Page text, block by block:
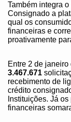
Também integra
Consignado a
qual os
financeiras e
proativamente
Entre 2 de
3.467.671
recebimento de
crédito
Instituições. Já
financeiras